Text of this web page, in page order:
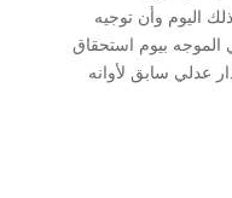
ذلك اليوم وأن توجيه
الموجه بيوم استحقاق
عدلي سابق لأوانه